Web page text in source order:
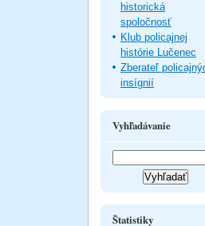
historická
spoločnosť
Klub policajnej
histórie Lučenec
Zberateľ
insígnií
Vyhľadávanie
Štatistiky